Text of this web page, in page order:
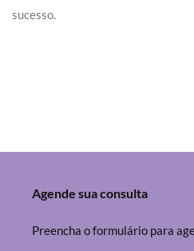
sucesso.
Agende sua consulta
Preencha o formulário para